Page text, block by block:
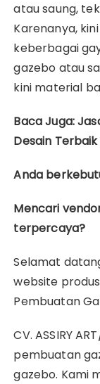
atau saung,
Karenanya,
keberbagai
gazebo atau
kini material
Baca Juga:
Desain Terbaik
Anda
Mencari
terpercaya?
Selamat
website
Pembuatan
CV. ASSIRY
pembuatan
gazebo. Kami